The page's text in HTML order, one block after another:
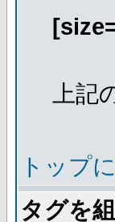
上
トップ
タグを